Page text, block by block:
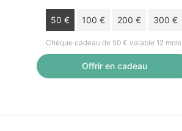
50 € 100 € 200 € 300 €
Chèque cadeau de 50 € valable 12 mois.
Offrir en cadeau